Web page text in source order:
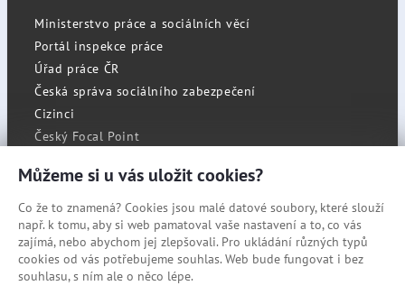
Ministerstvo práce a sociálních věcí
Portál inspekce práce
Úřad práce ČR
Česká správa sociálního zabezpečení
Cizinci
Český Focal Point
RSS
Cookies
Prohlášení o přístupnosti
Mapa stránek
Můžeme si u vás uložit cookies?
Co že to znamená? Cookies jsou malé datové soubory, které slouží
např. k tomu, aby si web pamatoval vaše nastavení a to, co vás
zajímá, nebo abychom jej zlepšovali. Pro ukládání různých typů
cookies od vás potřebujeme souhlas. Web bude fungovat i bez
souhlasu, s ním ale o něco lépe.